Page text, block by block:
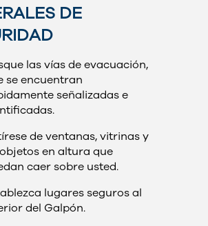
DE
las vías de evacuación,
se encuentran
señalizadas e
de ventanas, vitrinas y
en altura que
caer sobre usted.
lugares seguros al
del Galpón.